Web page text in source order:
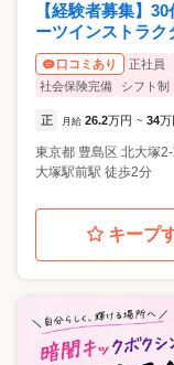
【経験者募集】
ーツインストラク
口コミあり 正社員
社会保険完備
シフト制
正 月給 26.2万円 ~ 34万
東京都 豊島区 北大塚
大塚駅前駅 徒歩2分
キープ